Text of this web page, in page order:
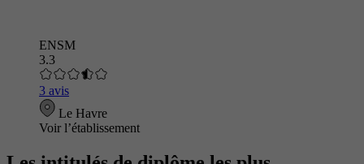
ENSM
3.3
3 avis
Le Havre
Voir l’établissement